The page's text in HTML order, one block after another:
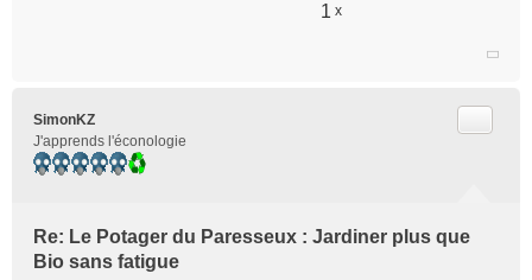
1 x
SimonKZ
J'apprends l'éconologie
Re: Le Potager du Paresseux : Jardiner plus que
Bio sans fatigue